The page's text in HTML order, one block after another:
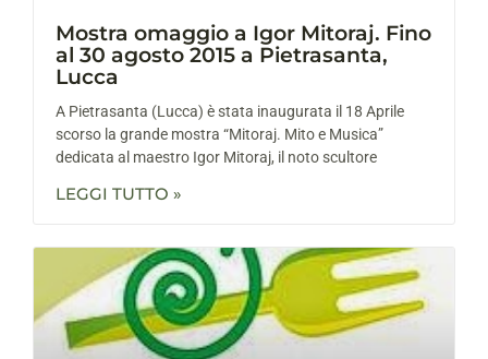
Mostra omaggio a Igor Mitoraj. Fino
al 30 agosto 2015 a Pietrasanta,
Lucca
A Pietrasanta (Lucca) è stata inaugurata il 18 Aprile
scorso la grande mostra “Mitoraj. Mito e Musica”
dedicata al maestro Igor Mitoraj, il noto scultore
LEGGI TUTTO »